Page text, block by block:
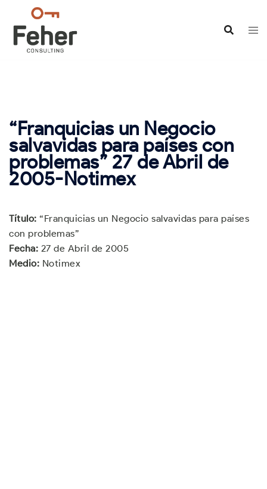
contenido
“Franquicias un Negocio
salvavidas para países con
problemas” 27 de Abril de
2005-Notimex
Título: “Franquicias un Negocio salvavidas para países
con problemas”
Fecha: 27 de Abril de 2005
Medio: Notimex